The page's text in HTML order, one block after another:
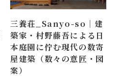
三養荘_Sanyo-so｜建
築家・村野藤吾による日
本庭園に佇む現代の数寄
屋建築（数々の意匠・図
案）